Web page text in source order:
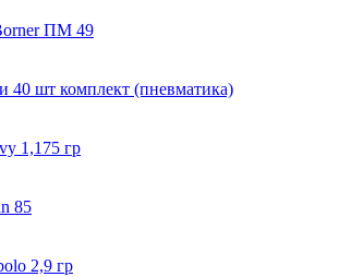
ПМ 49
40 шт комплект (пневматика)
1,175 гр
85
2,9 гр